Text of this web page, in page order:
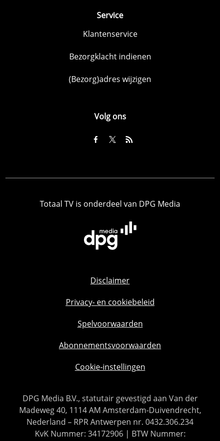
Service
Klantenservice
Bezorgklacht indienen
(Bezorg)adres wijzigen
Volg ons
Totaal TV is onderdeel van DPG Media
Disclaimer
Privacy- en cookiebeleid
Spelvoorwaarden
Abonnementsvoorwaarden
Cookie-instellingen
DPG Media B.V., statutair gevestigd aan Van der
Madeweg 40, 1114 AM Amsterdam-Duivendrecht,
Nederland – RPR Antwerpen nr. 0432.306.234
KvK Nummer: 34172906 | BTW Nummer: